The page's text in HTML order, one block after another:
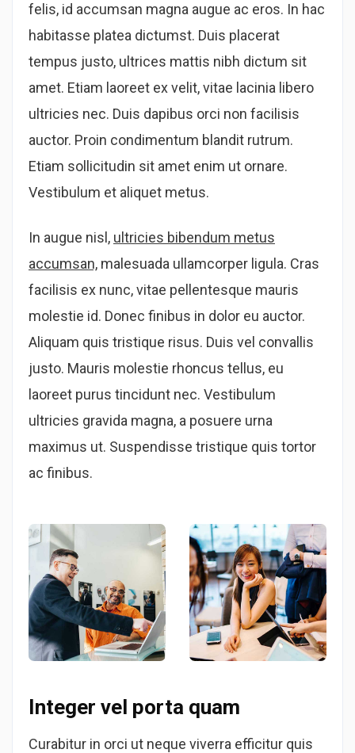
felis, id accumsan magna augue ac eros. In hac
habitasse platea dictumst. Duis placerat
tempus justo, ultrices mattis nibh dictum sit
amet. Etiam laoreet ex velit, vitae lacinia libero
ultricies nec. Duis dapibus orci non facilisis
auctor. Proin condimentum blandit rutrum.
Etiam sollicitudin sit amet enim ut ornare.
Vestibulum et aliquet metus.
In augue nisl, ultricies bibendum metus
accumsan, malesuada ullamcorper ligula. Cras
facilisis ex nunc, vitae pellentesque mauris
molestie id. Donec finibus in dolor eu auctor.
Aliquam quis tristique risus. Duis vel convallis
justo. Mauris molestie rhoncus tellus, eu
laoreet purus tincidunt nec. Vestibulum
ultricies gravida magna, a posuere urna
maximus ut. Suspendisse tristique quis tortor
ac finibus.
Integer vel porta quam
Curabitur in orci ut neque viverra efficitur quis